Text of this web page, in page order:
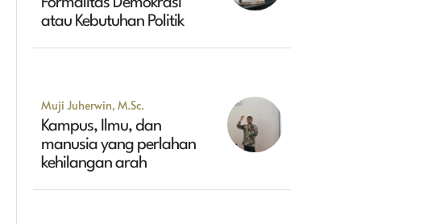
Formalitas Demokrasi
atau Kebutuhan Politik
Muji Juherwin, M.Sc.
Kampus, Ilmu, dan
manusia yang perlahan
kehilangan arah